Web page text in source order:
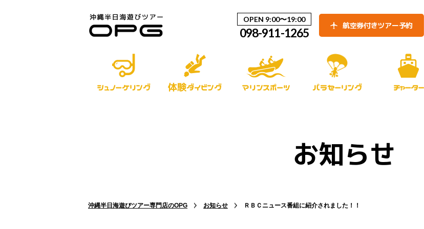
OPEN 9:00〜19:00
098-911-1265
航空券付きツアー予約
シュノーケリング 体験ダイビング マリンスポーツ パラセーリング チャーター
お知らせ
沖縄半日海遊びツアー専門店のOPG お知らせ ＲＢＣニュース番組に紹介されました！！